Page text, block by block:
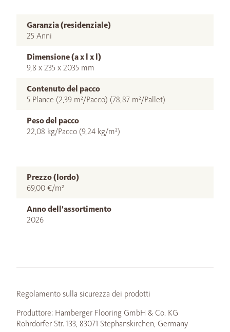
Garanzia (residenziale)
25 Anni
Dimensione (a x l x l)
9,8 x 235 x 2035 mm
Contenuto del pacco
5 Plance (2,39 m²/Pacco) (78,87 m²/Pallet)
Peso del pacco
22,08 kg/Pacco (9,24 kg/m²)
Prezzo (lordo)
69,00 €/m²
Anno dell’assortimento
2026
Regolamento sulla sicurezza dei prodotti
Produttore: Hamberger Flooring GmbH & Co. KG
Rohrdorfer Str. 133, 83071 Stephanskirchen, Germany